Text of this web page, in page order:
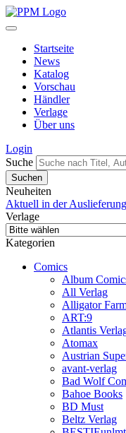
Startseite
News
Katalog
Vorschau
Händler
Verlage
Über uns
Login
Suche
Neuheiten
Aktuell in der Auslieferung
Verlage
Kategorien
Comics
Album
All Verlag
Alligator
ART:9
Atlantis
Atomax
Austrian
avant-verlag
Bad Wolf
Bahoe Books
BD Must
Beltz Verlag